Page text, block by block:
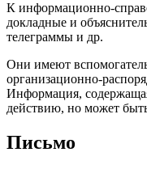
К информационно-
докладные и
телеграммы и др.
Они имеют
организационно-
Информация,
действию, но может
Письмо